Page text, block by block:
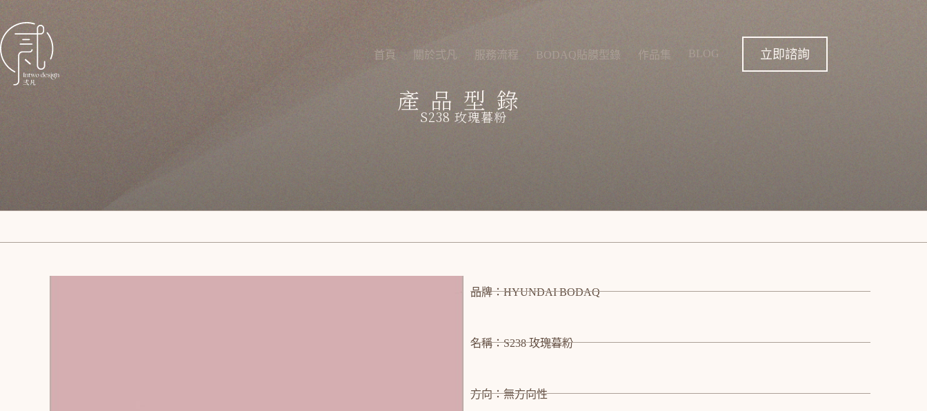
首頁 關於弍凡 服務流程 BODAQ貼膜型錄 作品集 BLOG 立即諮詢
產品型錄
S238 玫瑰暮粉
品牌：HYUNDAI BODAQ
名稱：S238 玫瑰暮粉
方向：無方向性